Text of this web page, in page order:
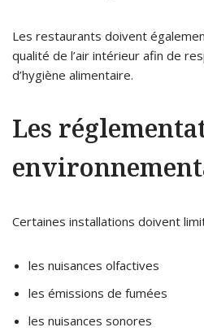
Les restaurants doivent
qualité de l’air intérieur afin de
d’hygiène alimentaire.
Les
Certaines installations doivent
les nuisances olfactives
les émissions de fumées
les nuisances sonores